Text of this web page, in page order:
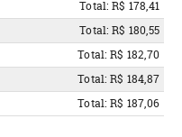
Total: R$ 178,41
Total: R$ 180,55
Total: R$ 182,70
Total: R$ 184,87
Total: R$ 187,06